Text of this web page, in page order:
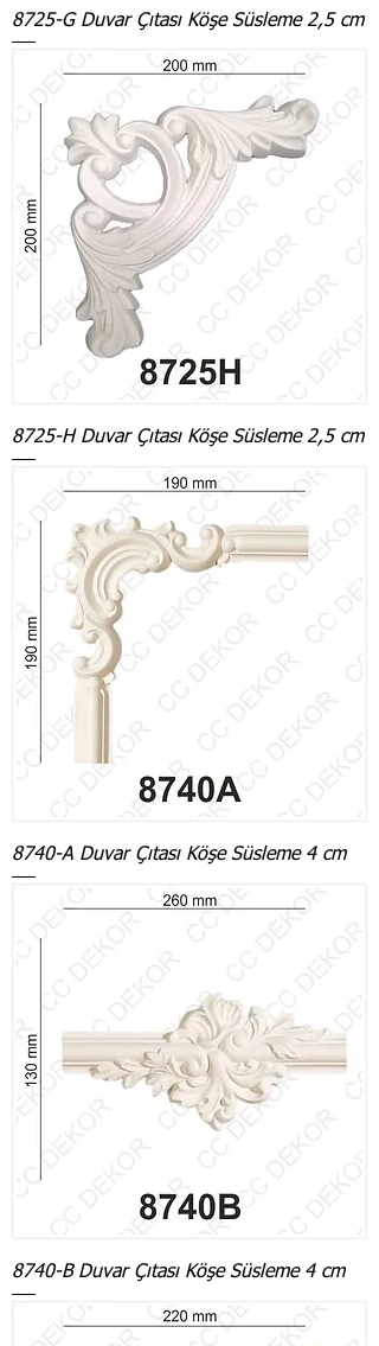
8725-G Duvar Çıtası Köşe Süsleme 2,5 cm
8725-H Duvar Çıtası Köşe Süsleme 2,5 cm
8740-A Duvar Çıtası Köşe Süsleme 4 cm
8740-B Duvar Çıtası Köşe Süsleme 4 cm